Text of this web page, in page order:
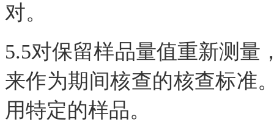
对。
5.5对保留样品量值重新测量
来作为期间核查的核查标准
用特定的样品。